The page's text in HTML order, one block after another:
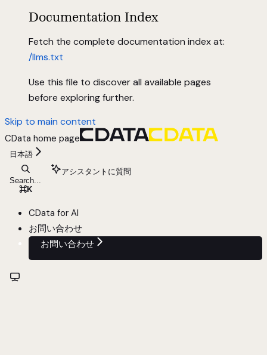
Documentation Index
Fetch the complete documentation index at:
/llms.txt
Use this file to discover all available pages
before exploring further.
Skip to main content
CData home page
日本語
Search...
⌘K
アシスタントに質問
CData for AI
お問い合わせ
お問い合わせ